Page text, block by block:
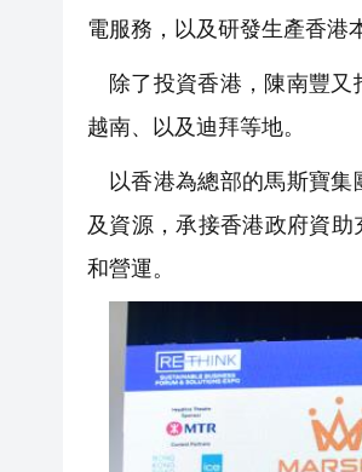
電服務，以及研發生產香港
除了投資香港，陳南豐
越南、以及迪拜等地。
以香港為總部的馬斯寶
及資源，承接香港政府資
和營運。